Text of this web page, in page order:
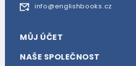
info@englishbooks.cz
MŮJ ÚČET
NAŠE SPOLEČNOST